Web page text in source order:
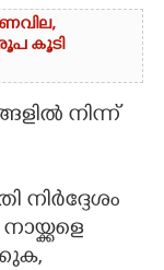
കൂടി
നിന്ന്